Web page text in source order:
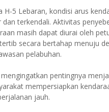
5 Lebaran, kondisi arus
terkendali. Aktivitas
masih dapat diurai oleh
secara bertahap menuju
pelabuhan.
pentingnya
mempersiapkan
jauh.